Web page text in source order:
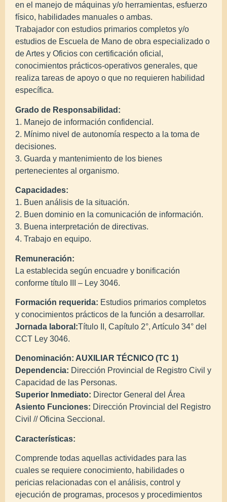
en el manejo de máquinas y/o herramientas, esfuerzo
físico, habilidades manuales o ambas.
Trabajador con estudios primarios completos y/o
estudios de Escuela de Mano de obra especializado o
de Artes y Oficios con certificación oficial,
conocimientos prácticos-operativos generales, que
realiza tareas de apoyo o que no requieren habilidad
específica.
Grado de Responsabilidad:
1. Manejo de información confidencial.
2. Mínimo nivel de autonomía respecto a la toma de
decisiones.
3. Guarda y mantenimiento de los bienes
pertenecientes al organismo.
Capacidades:
1. Buen análisis de la situación.
2. Buen dominio en la comunicación de información.
3. Buena interpretación de directivas.
4. Trabajo en equipo.
Remuneración:
La establecida según encuadre y bonificación
conforme título III – Ley 3046.
Formación requerida: Estudios primarios completos
y conocimientos prácticos de la función a desarrollar.
Jornada laboral:Título II, Capítulo 2°, Artículo 34° del
CCT Ley 3046.
Denominación: AUXILIAR TÉCNICO (TC 1)
Dependencia: Dirección Provincial de Registro Civil y
Capacidad de las Personas.
Superior Inmediato: Director General del Área
Asiento Funciones: Dirección Provincial del Registro
Civil // Oficina Seccional.
Características:
Comprende todas aquellas actividades para las
cuales se requiere conocimiento, habilidades o
pericias relacionadas con el análisis, control y
ejecución de programas, procesos y procedimientos